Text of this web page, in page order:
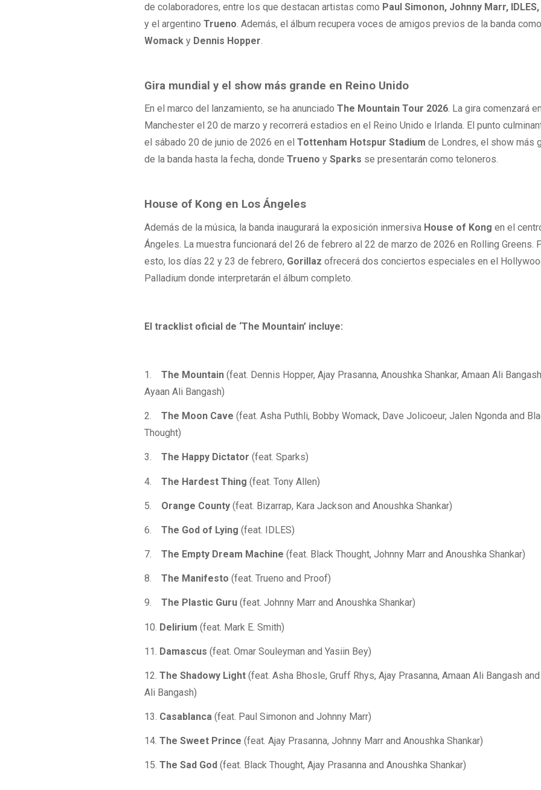
de colaboradores, entre los que destacan artistas como Paul Simonon, Johnny Marr,
y el argentinoTrueno . Además, el álbum recupera voces de amigos previos de la banda
Womacky Dennis Hopper
Gira mundial y el show más grande en Reino Unido
En el marco del lanzamiento, se ha anunciadoThe Mountain Tour 2026. La gira comenzará
Manchester el 20 de marzo y recorrerá estadios en el Reino Unido e Irlanda. El punto
el sábado 20 de junio de 2026 en elTottenham Hotspur Stadium de Londres, el show más
de la banda hasta la fecha, dondeTrueno ySparks se presentarán como teloneros.
House of Kong en Los Ángeles
Además de la música, la banda inaugurará la exposición inmersiva House of Kong en el
Ángeles. La muestra funcionará del 26 de febrero al 22 de marzo de 2026 en Rolling Greens.
esto, los días 22 y 23 de febrero, Gorillazofrecerá dos conciertos especiales en el
Palladium donde interpretarán el álbum completo.
El tracklist oficial de ‘The Mountain’ incluye:
1.The Mountain (feat. Dennis Hopper, Ajay Prasanna, Anoushka Shankar, Amaan Ali
Ayaan Ali Bangash)
2. The Moon Cave (feat. Asha Puthli, Bobby Womack, Dave Jolicoeur, Jalen Ngonda and
Thought)
3.The Happy Dictator (feat. Sparks)
4. The Hardest Thing(feat. Tony Allen)
5. Orange County(feat. Bizarrap, Kara Jackson and Anoushka Shankar)
6. The God of Lying (feat. IDLES)
7.The Empty Dream Machine (feat. Black Thought, Johnny Marr and Anoushka Shankar)
8. The Manifesto (feat. Trueno and Proof)
9.The Plastic Guru (feat. Johnny Marr and Anoushka Shankar)
10. Delirium(feat. Mark E. Smith)
11. Damascus (feat. Omar Souleyman and Yasiin Bey)
12.The Shadowy Light (feat. Asha Bhosle, Gruff Rhys, Ajay Prasanna, Amaan Ali Bangash
Ali Bangash)
13. Casablanca (feat. Paul Simonon and Johnny Marr)
14.The Sweet Prince(feat. Ajay Prasanna, Johnny Marr and Anoushka Shankar)
15. The Sad God (feat. Black Thought, Ajay Prasanna and Anoushka Shankar)